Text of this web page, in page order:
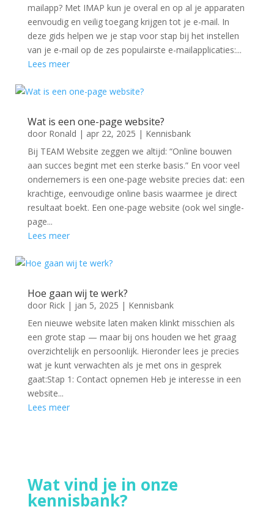
mailapp? Met IMAP kun je overal en op al je apparaten
eenvoudig en veilig toegang krijgen tot je e-mail. In
deze gids helpen we je stap voor stap bij het instellen
van je e-mail op de zes populairste e-mailapplicaties:...
Lees meer
Wat is een one-page website?
door Ronald | apr 22, 2025 | Kennisbank
Bij TEAM Website zeggen we altijd: “Online bouwen
aan succes begint met een sterke basis.” En voor veel
ondernemers is een one-page website precies dat: een
krachtige, eenvoudige online basis waarmee je direct
resultaat boekt. Een one-page website (ook wel single-
page...
Lees meer
Hoe gaan wij te werk?
door Rick| jan 5, 2025 | Kennisbank
Een nieuwe website laten maken klinkt misschien als
een grote stap — maar bij ons houden we het graag
overzichtelijk en persoonlijk. Hieronder lees je precies
wat je kunt verwachten als je met ons in gesprek
gaat:Stap 1: Contact opnemen Heb je interesse in een
website...
Lees meer
Wat vind je in onze
kennisbank?